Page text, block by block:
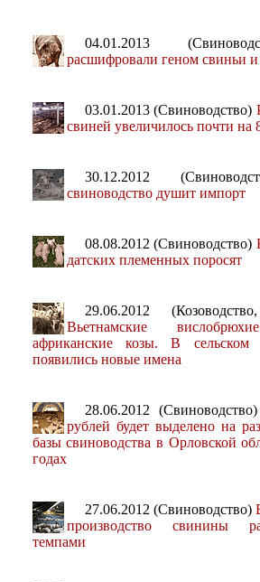
04.01.2013
расшифровали геном свиньи и
03.01.2013 (Свиноводство)
свиней увеличилось почти на
30.12.2012
свиноводство душит импорт
08.08.2012 (Свиноводство)
датских племенных поросят
29.06.2012
Вьетнамские
африканские козы. В сельском
появились новые имена
28.06.2012 (Свиноводство)
рублей будет выделено на
базы свиноводства в Орловской
годах
27.06.2012 (Свиноводство)
производство свинины
темпами